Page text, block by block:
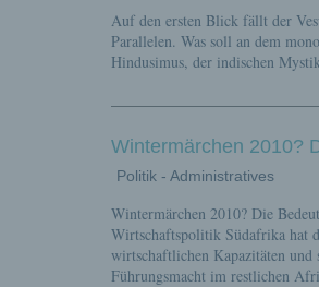
Auf den ersten Blick fällt der
Parallelen. Was soll an dem
Hindusimus, der indischen
Wintermärchen 2010?
Politik - Administratives
Wintermärchen 2010? Die
Wirtschaftspolitik Südafrika hat
wirtschaftlichen Kapazitäten und
Führungsmacht im restlichen